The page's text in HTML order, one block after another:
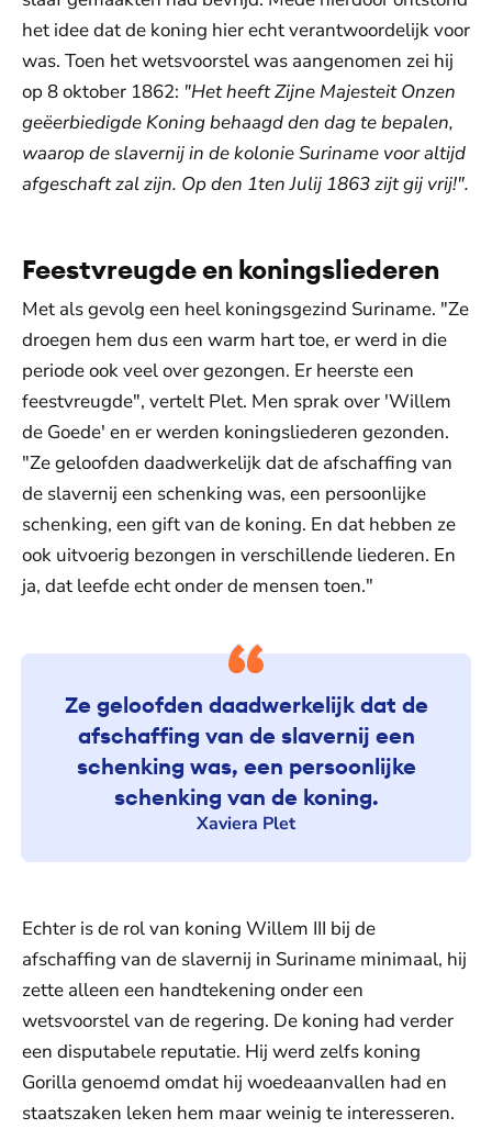
het idee dat de koning hier echt verantwoordelijk voor
was. Toen het wetsvoorstel was aangenomen zei hij
op 8 oktober 1862: "Het heeft Zijne Majesteit Onzen
geëerbiedigde Koning behaagd den dag te bepalen,
waarop de slavernij in de kolonie Suriname voor altijd
afgeschaft zal zijn. Op den 1ten Julij 1863 zijt gij vrij!".
Feestvreugde en koningsliederen
Met als gevolg een heel koningsgezind Suriname. "Ze
droegen hem dus een warm hart toe, er werd in die
periode ook veel over gezongen. Er heerste een
feestvreugde", vertelt Plet. Men sprak over 'Willem
de Goede' en er werden koningsliederen gezonden.
"Ze geloofden daadwerkelijk dat de afschaffing van
de slavernij een schenking was, een persoonlijke
schenking, een gift van de koning. En dat hebben ze
ook uitvoerig bezongen in verschillende liederen. En
ja, dat leefde echt onder de mensen toen."
Xaviera Plet
Ze geloofden daadwerkelijk dat de
afschaffing van de slavernij een
schenking was, een persoonlijke
schenking van de koning.
Echter is de rol van koning Willem III bij de
afschaffing van de slavernij in Suriname minimaal, hij
zette alleen een handtekening onder een
wetsvoorstel van de regering. De koning had verder
een disputabele reputatie. Hij werd zelfs koning
Gorilla genoemd omdat hij woedeaanvallen had en
staatszaken leken hem maar weinig te interesseren.